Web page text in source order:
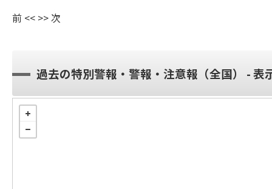
前 << >>次
過去の特別警報・警報・注意報（全国） - 表